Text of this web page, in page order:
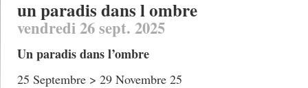
un paradis dans l ombre
vendredi 26 sept. 2025
Un paradis dans l’ombre
25 Septembre > 29 Novembre 25